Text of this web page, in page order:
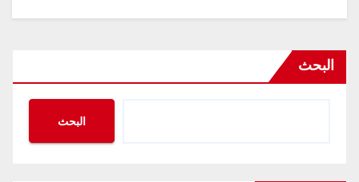
البحث
البحث